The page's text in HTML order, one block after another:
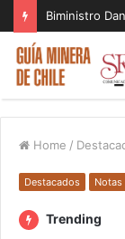
Home /
Destacados Notas
Trending